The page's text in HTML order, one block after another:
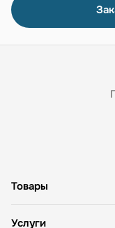
Товары
Услуги